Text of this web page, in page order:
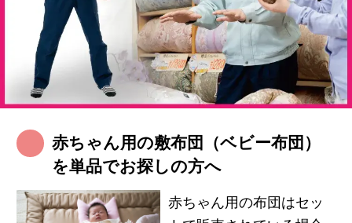
赤ちゃん用の敷布団（ベビー布団）
を単品でお探しの方へ
赤ちゃん用の布団はセッ